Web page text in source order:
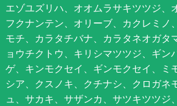
エゾユズリハ、オオムラサキツツジ、
フクナンテン、オリーブ、カクレミノ
モチ、カラタチバナ、カラタネオガタ
ョウチクトウ、キリシマツツジ、ギン
ゲ、キンモクセイ、ギンモクセイ、ミ
シア、クスノキ、クチナシ、クロガネ
ュ、サカキ、サザンカ、サツキツツジ